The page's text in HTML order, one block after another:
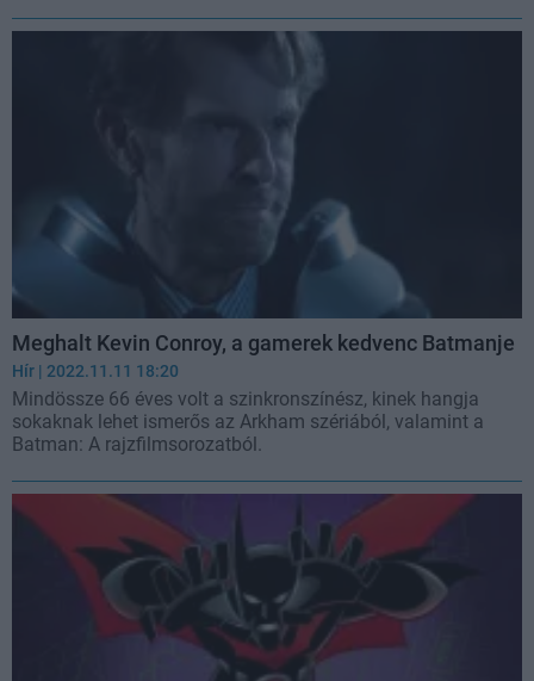
Meghalt Kevin Conroy, a gamerek kedvenc Batmanje
Hír | 2022.11.11 18:20
Mindössze 66 éves volt a szinkronszínész, kinek hangja
sokaknak lehet ismerős az Arkham szériából, valamint a
Batman: A rajzfilmsorozatból.